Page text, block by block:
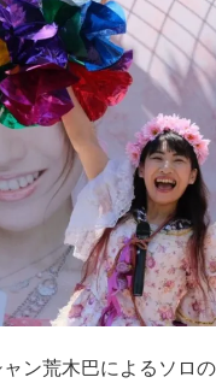
ン荒木巴によるソロ